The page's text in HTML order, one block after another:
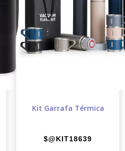
Kit Garrafa Térmica
$@KIT18639